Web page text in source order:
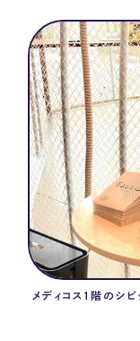
メディコス1階のシビ